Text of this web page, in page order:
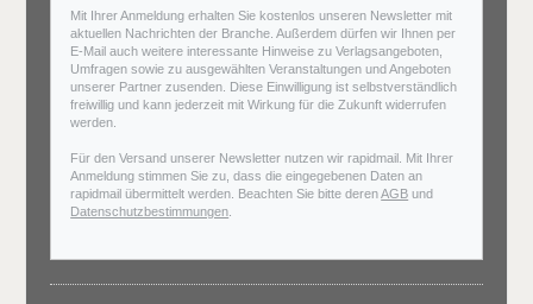
Mit Ihrer Anmeldung erhalten Sie kostenlos unseren Newsletter mit
aktuellen Nachrichten der Branche. Außerdem dürfen wir Ihnen per
E-Mail auch weitere interessante Hinweise zu Verlagsangeboten,
Umfragen sowie zu ausgewählten Veranstaltungen und Angeboten
unserer Partner zusenden. Diese Einwilligung ist selbstverständlich
freiwillig und kann jederzeit mit Wirkung für die Zukunft widerrufen
werden.
Für den Versand unserer Newsletter nutzen wir rapidmail. Mit Ihrer
Anmeldung stimmen Sie zu, dass die eingegebenen Daten an
rapidmail übermittelt werden. Beachten Sie bitte derenAGB und
Datenschutzbestimmungen